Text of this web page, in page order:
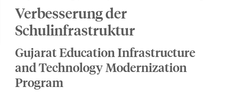
Verbesserung der
Schulinfrastruktur
Gujarat Education Infrastructure
and Technology Modernization
Program